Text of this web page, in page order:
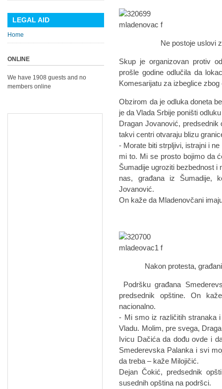
Ne postoje uslovi za
Skup je organizovan protiv
prošle godine odlučila da
Komesarijatu za izbeglice
Obzirom da je odluka doneta
je da Vlada Srbije poništi
Dragan Jovanović,
takvi centri otvaraju blizu
- Morate biti strpljivi, istrajni i
mi to. Mi se prosto bojimo da
Šumadije ugroziti bezbednost i
nas, građana iz Šumadije,
Jovanović.
On kaže da Mladenovčani
Nakon protesta, građani
Podršku građana
predsednik opštine. On
nacionalno.
- Mi smo iz različitih stranaka
Vladu. Molim, pre svega,
Ivicu Dačića da dođu ovde i
Smederevska Palanka i svi
da treba – kaže Milojičić.
Dejan Čokić, predsednik
susednih opština na podršci.
LEGAL AID
Home
ONLINE
We have 1908 guests and no
members online